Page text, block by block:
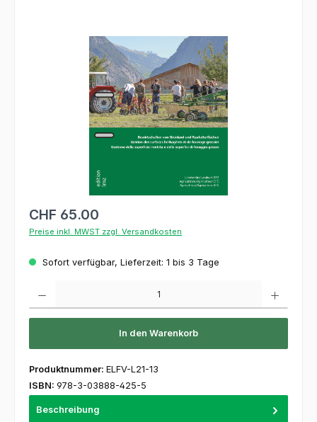
Bildergalerie überspringen
CHF 65.00
Preise inkl. MWST zzgl. Versandkosten
Sofort verfügbar, Lieferzeit: 1 bis 3 Tage
In den Warenkorb
Produktnummer: ELFV-L21-13
ISBN: 978-3-03888-425-5
Beschreibung